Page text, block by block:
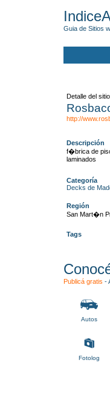
Guia de Sitios
Detalle del
http://
Descripción
f�brica de
laminados
Categoría
Decks de
Región
San Mart�n
Tags
Publicá gratis -
Autos
Fotolog